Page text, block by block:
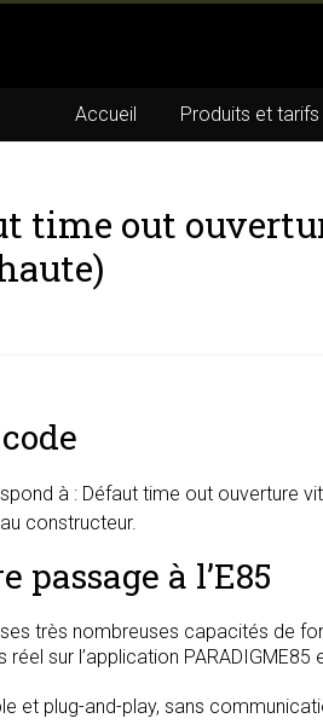
Accueil Produits et tarifs
time out
à : Défaut time out ouverture
constructeur.
passage à l’E85
très nombreuses capacités de
réel sur l’application
et plug-and-play, sans